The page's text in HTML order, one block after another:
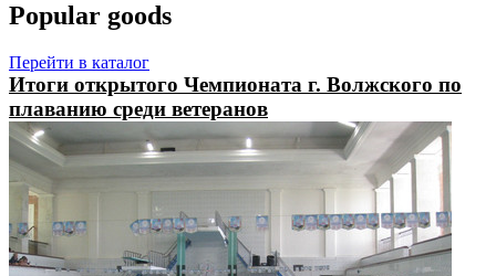
Popular goods
Перейти в каталог
Итоги открытого Чемпионата г. Волжского по
плаванию среди ветеранов